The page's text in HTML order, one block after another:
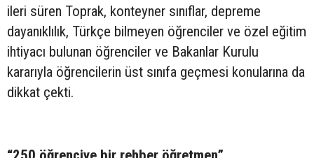
ileri süren Toprak, konteyner sınıflar, depreme
dayanıklılık, Türkçe bilmeyen öğrenciler ve özel eğitim
ihtiyacı bulunan öğrenciler ve Bakanlar Kurulu
kararıyla öğrencilerin üst sınıfa geçmesi konularına da
dikkat çekti.